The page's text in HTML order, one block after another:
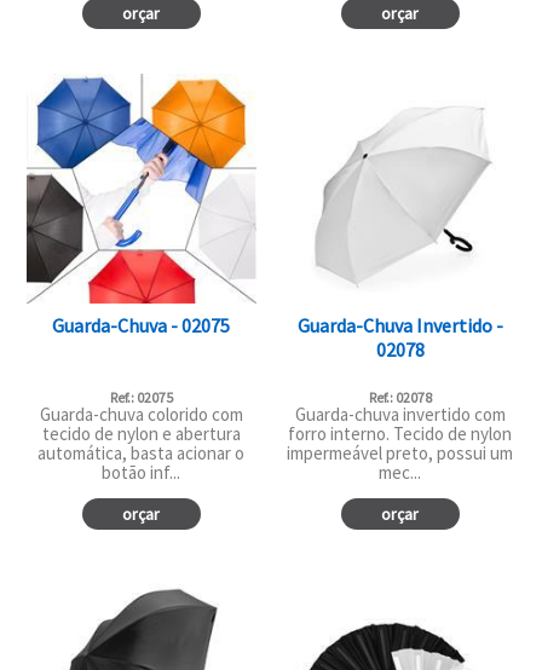
orçar orçar
Guarda-Chuva - 02075
Ref.: 02075
Guarda-chuva colorido com
tecido de nylon e abertura
automática, basta acionar o
botão inf...
orçar
Guarda-Chuva Invertido -
02078
Ref.: 02078
Guarda-chuva invertido com
forro interno. Tecido de nylon
impermeável preto, possui um
mec...
orçar